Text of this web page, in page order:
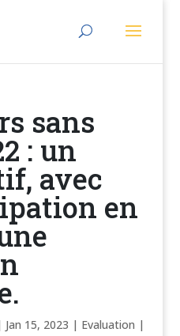
sans
: un
avec
en
Jan 15, 2023 | Evaluation |